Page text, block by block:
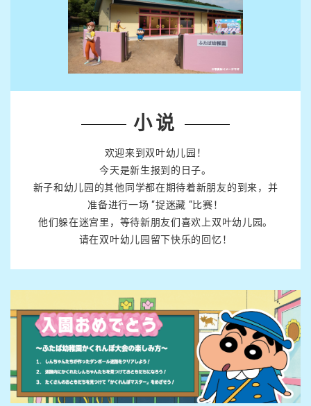
小说
欢迎来到双叶幼儿园！
今天是新生报到的日子。
新子和幼儿园的其他同学都在期待着新朋友的到来，并
准备进行一场 “捉迷藏 “比赛！
他们躲在迷宫里，等待新朋友们喜欢上双叶幼儿园。
请在双叶幼儿园留下快乐的回忆！